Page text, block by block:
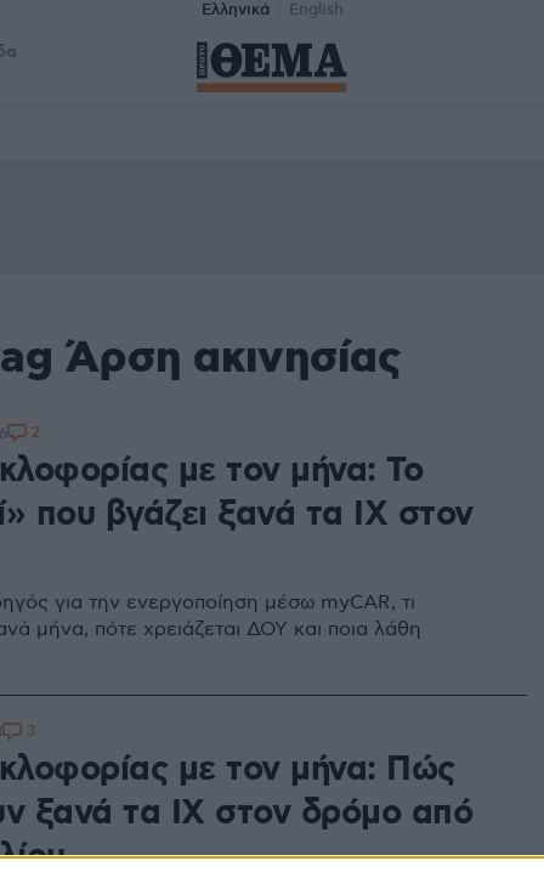
Ελληνικά English
Άρση ακινησίας
με τον μήνα: Το
που βγάζει ξανά τα ΙΧ στον
για την ενεργοποίηση μέσω myCAR, τι
μήνα, πότε χρειάζεται ΔΟΥ και ποια λάθη
2
με τον μήνα: Πώς
ξανά τα ΙΧ στον δρόμο από
3